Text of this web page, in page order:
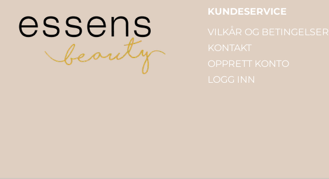
KUNDESERVICE
VILKÅR OG BETINGELSER
KONTAKT
OPPRETT KONTO
LOGG INN